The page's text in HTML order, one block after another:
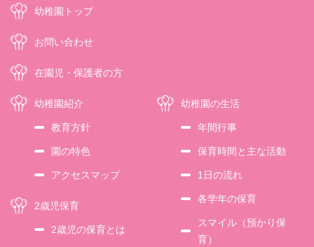
幼稚園トップ
お問い合わせ
在園児・保護者の方
幼稚園紹介
教育方針
園の特色
アクセスマップ
2歳児保育
2歳児の保育とは
幼稚園の生活
年間行事
保育時間と主な活動
1日の流れ
各学年の保育
スマイル（預かり保
育）